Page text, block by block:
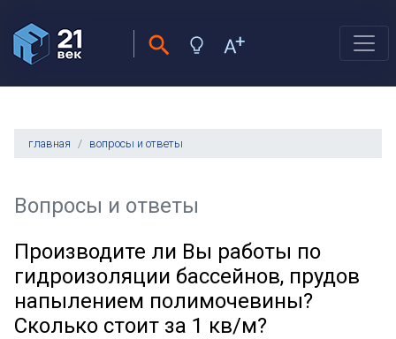
главная вопросы и ответы
Вопросы и ответы
Производите ли Вы работы по
гидроизоляции бассейнов, прудов
напылением полимочевины?
Сколько стоит за 1 кв/м?